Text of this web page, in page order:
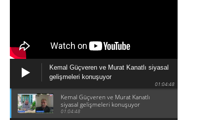
Kemal Güçveren ve Murat Kanatlı siyasal
gelişmeleri konuşuyor
01:04:48
Kemal Güçveren ve Murat Kanatlı
siyasal gelişmeleri konuşuyor
01:04:48